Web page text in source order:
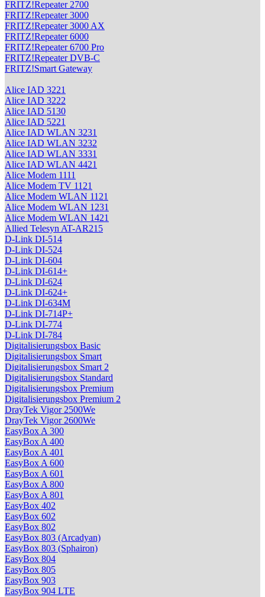
FRITZ!Repeater 2700
FRITZ!Repeater 3000
FRITZ!Repeater 3000 AX
FRITZ!Repeater 6000
FRITZ!Repeater 6700 Pro
FRITZ!Repeater DVB-C
FRITZ!Smart Gateway
Alice IAD 3221
Alice IAD 3222
Alice IAD 5130
Alice IAD 5221
Alice IAD WLAN 3231
Alice IAD WLAN 3232
Alice IAD WLAN 3331
Alice IAD WLAN 4421
Alice Modem 1111
Alice Modem TV 1121
Alice Modem WLAN 1121
Alice Modem WLAN 1231
Alice Modem WLAN 1421
Allied Telesyn AT-AR215
D-Link DI-514
D-Link DI-524
D-Link DI-604
D-Link DI-614+
D-Link DI-624
D-Link DI-624+
D-Link DI-634M
D-Link DI-714P+
D-Link DI-774
D-Link DI-784
Digitalisierungsbox Basic
Digitalisierungsbox Smart
Digitalisierungsbox Smart 2
Digitalisierungsbox Standard
Digitalisierungsbox Premium
Digitalisierungsbox Premium 2
DrayTek Vigor 2500We
DrayTek Vigor 2600We
EasyBox A 300
EasyBox A 400
EasyBox A 401
EasyBox A 600
EasyBox A 601
EasyBox A 800
EasyBox A 801
EasyBox 402
EasyBox 602
EasyBox 802
EasyBox 803 (Arcadyan)
EasyBox 803 (Sphairon)
EasyBox 804
EasyBox 805
EasyBox 903
EasyBox 904 LTE